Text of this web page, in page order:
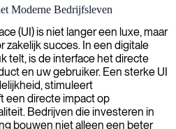
ontwikkeling
die gespecialiseerd zijn in het
die de gebruikerservaring verbeteren
Moderne Bedrijfsleven
(UI) is niet langer een luxe, maar
zakelijk succes. In een digitale
telt, is de interface het directe
en uw gebruiker. Een sterke UI
stimuleert
een directe impact op
Bedrijven die investeren in
bouwen niet alleen een beter